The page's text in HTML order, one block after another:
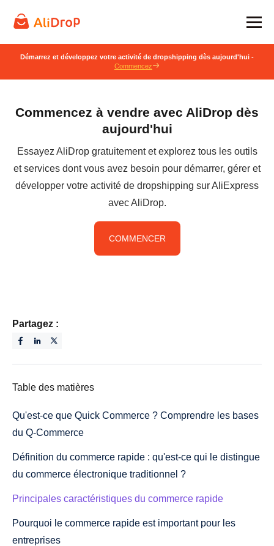
Démarrez et développez votre activité de dropshipping dès aujourd'hui -
Commencez
Commencez à vendre avec AliDrop dès
aujourd'hui
Essayez AliDrop gratuitement et explorez tous les outils
et services dont vous avez besoin pour démarrer, gérer et
développer votre activité de dropshipping sur AliExpress
avec AliDrop.
COMMENCER
Partagez :
Table des matières
Qu'est-ce que Quick Commerce ? Comprendre les bases
du Q-Commerce
Définition du commerce rapide : qu'est-ce qui le distingue
du commerce électronique traditionnel ?
Principales caractéristiques du commerce rapide
Pourquoi le commerce rapide est important pour les
entreprises